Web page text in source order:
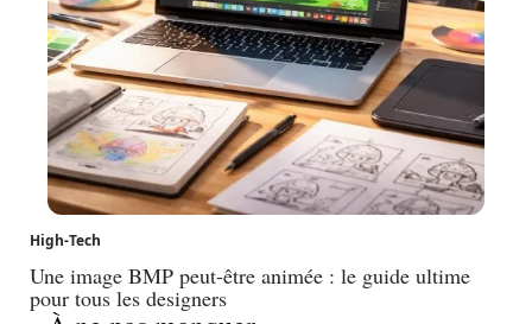
High-Tech
Une image BMP peut-être animée : le guide ultime
pour tous les designers